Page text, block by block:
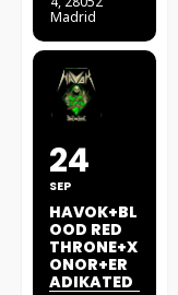
Madrid
24
SEP
HAVOK+BL
OOD RED
THRONE+X
ONOR+ER
ADIKATED